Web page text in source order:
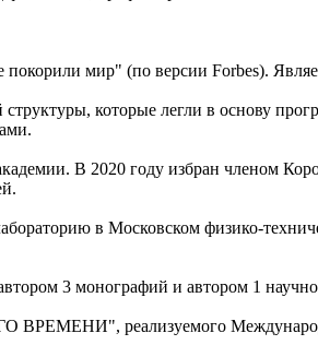
мир" (по версии Forbes).
которые легли в основу
В 2020 году избран членом
в Московском физико-
3 монографий и автором 1
ВРЕМЕНИ", реализуемого